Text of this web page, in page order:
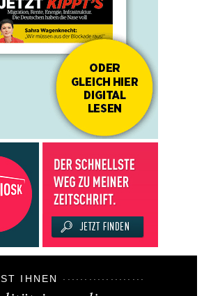
IHNEN